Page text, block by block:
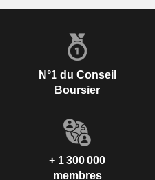
N°1 du Conseil
Boursier
+ 1 300 000
membres